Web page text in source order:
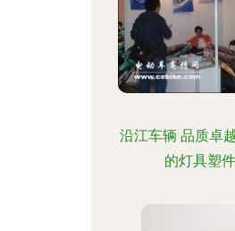
沿江车辆 品质卓
的灯具塑